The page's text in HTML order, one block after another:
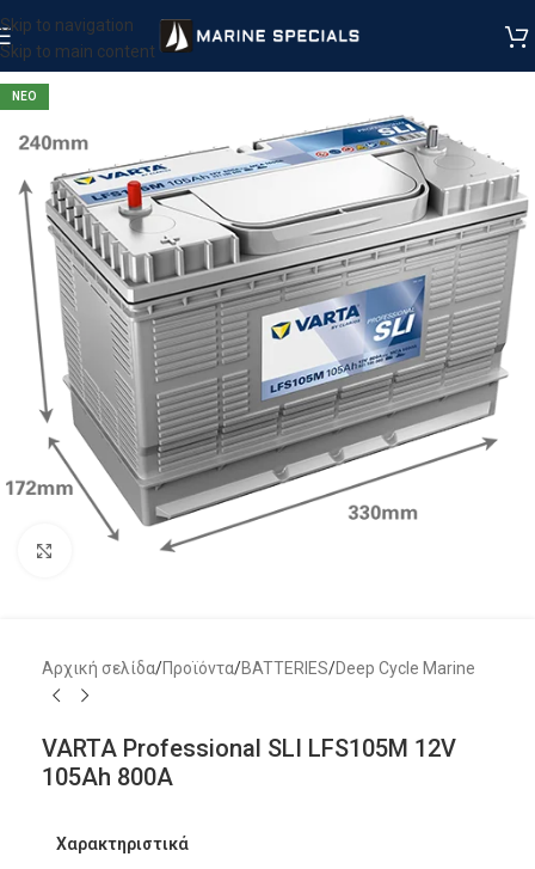
Skip to navigation
Skip to main content
ΝΕΟ
Αρχική σελίδα/Προϊόντα/BATTERIES/Deep Cycle Marine
VARTA Professional SLI LFS105M 12V
105Ah 800A
Χαρακτηριστικά